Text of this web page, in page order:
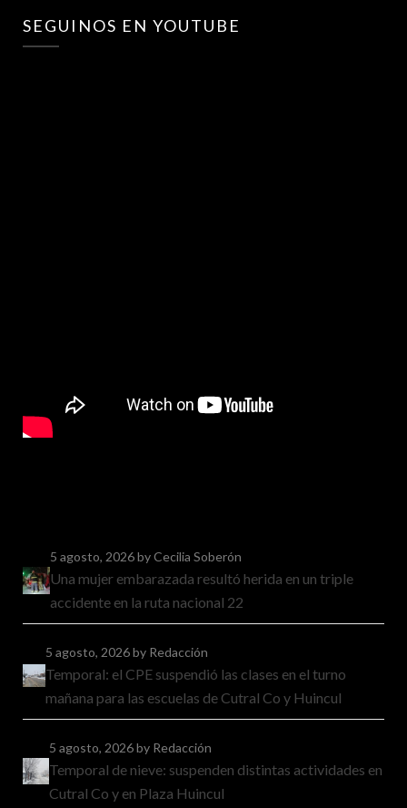
SEGUINOS EN YOUTUBE
5 agosto, 2026by Cecilia Soberón
Una mujer embarazada resultó herida en un triple
accidente en la ruta nacional 22
5 agosto, 2026by Redacción
Temporal: el CPE suspendió las clases en el turno
mañana para las escuelas de Cutral Co y Huincul
5 agosto, 2026by Redacción
Temporal de nieve: suspenden distintas actividades en
Cutral Co y en Plaza Huincul